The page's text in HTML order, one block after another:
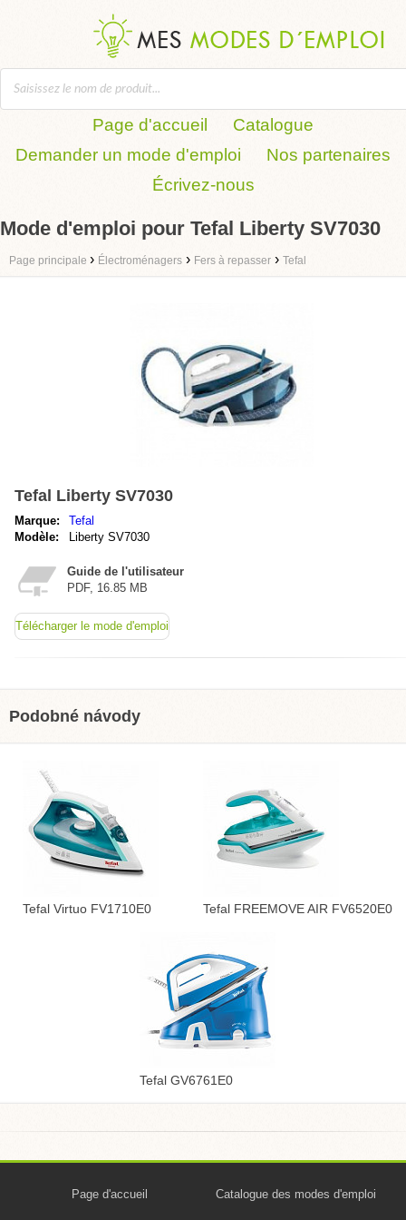
Page d'accueil
Catalogue
Demander un mode d'emploi
Nos partenaires
Écrivez-nous
Mode d'emploi pour Tefal Liberty SV7030
Page principale › Électroménagers › Fers à repasser › Tefal
Tefal Liberty SV7030
Marque:
Tefal
Modèle:
Liberty SV7030
Guide de l'utilisateur
PDF, 16.85 MB
Télécharger le mode d'emploi
Podobné návody
Tefal Virtuo FV1710E0 Tefal FREEMOVE AIR FV6520E0
Tefal GV6761E0
Page d'accueil Catalogue des modes d'emploi